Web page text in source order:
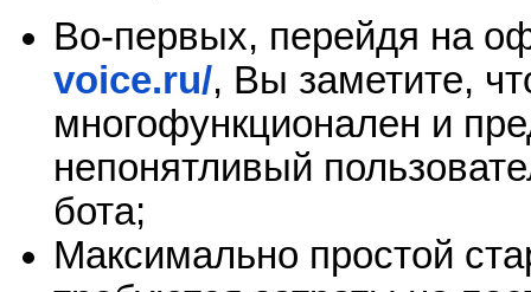
Во-первых, перейдя на
voice.ru/, Вы заметите,
многофункционален и
непонятливый
бота;
Максимально простой